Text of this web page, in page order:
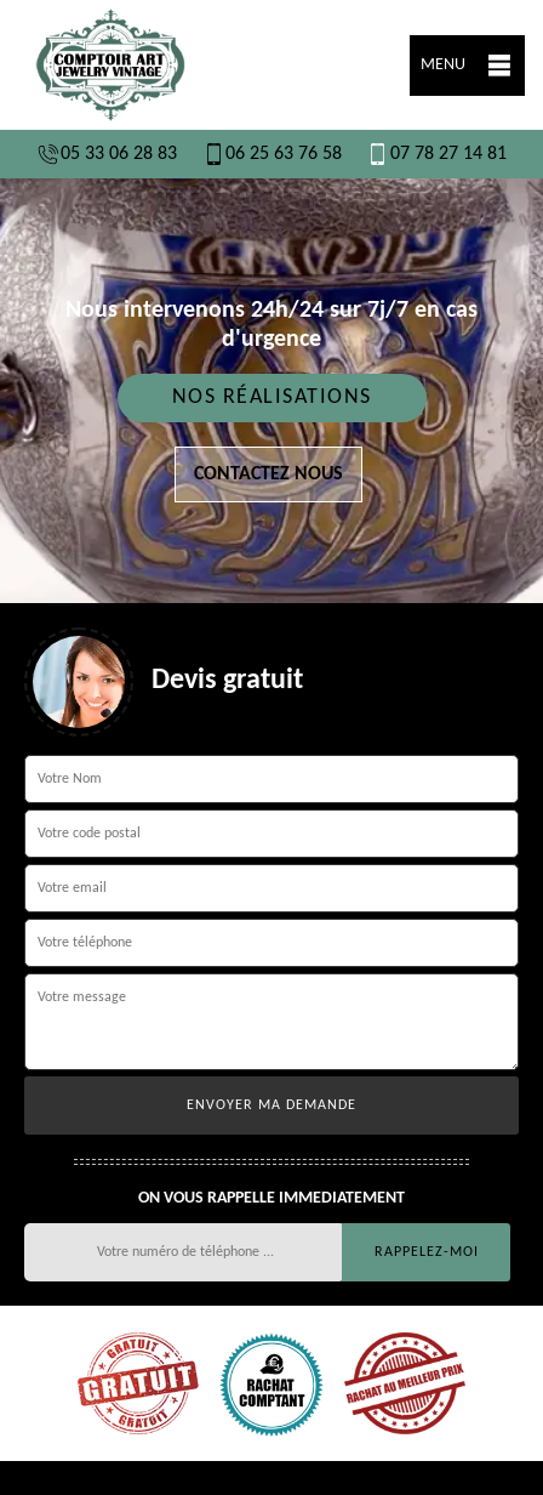
MENU
05 33 06 28 83 06 25 63 76 58 07 78 27 14 81
Nous intervenons 24h/24 sur 7j/7 en cas
d'urgence
NOS RÉALISATIONS
CONTACTEZ NOUS
Devis gratuit
ON VOUS RAPPELLE IMMEDIATEMENT